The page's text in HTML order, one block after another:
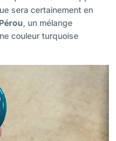
sera certainement en
, un mélange
couleur turquoise